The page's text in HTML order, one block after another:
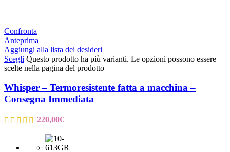
Confronta
Anteprima
Aggiungi alla lista dei desideri
Scegli Questo prodotto ha più varianti. Le opzioni possono essere
scelte nella pagina del prodotto
Whisper – Termoresistente fatta a macchina –
Consegna Immediata
220,00€